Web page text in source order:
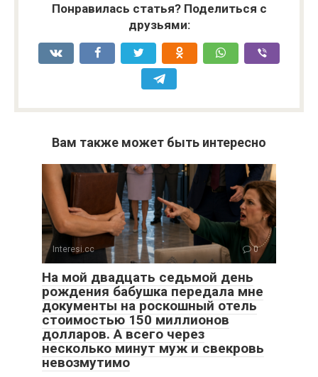
Понравилась статья? Поделиться с
друзьями:
Вам также может быть интересно
Interesi.cc 0
На мой двадцать седьмой день
рождения бабушка передала мне
документы на роскошный отель
стоимостью 150 миллионов
долларов. А всего через
несколько минут муж и свекровь
невозмутимо